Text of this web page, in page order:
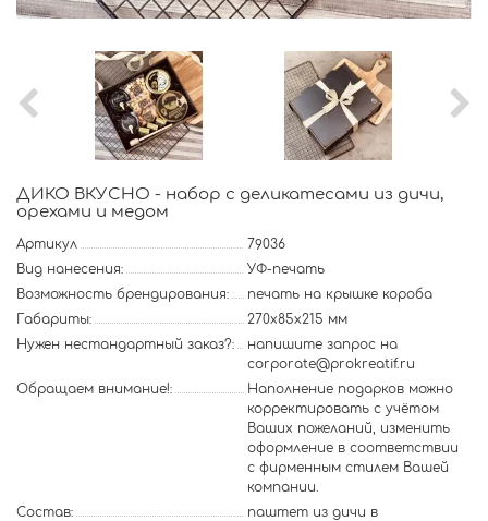
ДИКО ВКУСНО - набор с деликатесами из дичи,
орехами и медом
Артикул
79036
Вид нанесения:
УФ-печать
Возможность брендирования:
печать на крышке короба
Габариты:
270х85х215 мм
Нужен нестандартный заказ?:
напишите запрос на
corporate@prokreatif.ru
Обращаем внимание!:
Наполнение подарков можно
корректировать с учётом
Ваших пожеланий, изменить
оформление в соответствии
с фирменным стилем Вашей
компании.
Состав:
паштет из дичи в